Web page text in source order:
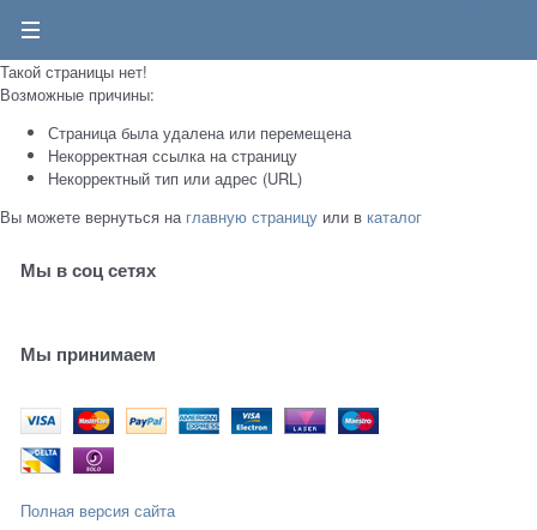
Такой страницы нет!
Возможные причины:
Страница была удалена или перемещена
Некорректная ссылка на страницу
Некорректный тип или адрес (URL)
Вы можете вернуться на главную страницу или в каталог
Мы в соц сетях
Мы принимаем
Полная версия сайта